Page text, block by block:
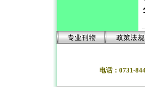
电话：0731-